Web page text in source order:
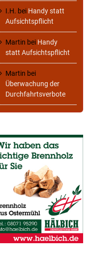
I.H. bei Handy statt
Aufsichtspflicht
Martin bei Handy
statt Aufsichtspflicht
Martin bei
Überwachung der
Durchfahrtsverbote